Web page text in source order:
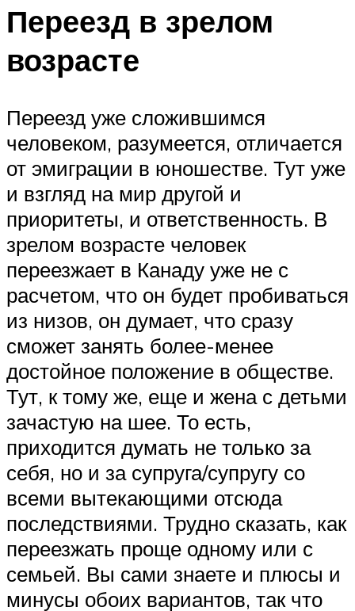
Переезд в зрелом
возрасте
Переезд уже сложившимся
человеком, разумеется, отличается
от эмиграции в юношестве. Тут уже
и взгляд на мир другой и
приоритеты, и ответственность. В
зрелом возрасте человек
переезжает в Канаду уже не с
расчетом, что он будет пробиваться
из низов, он думает, что сразу
сможет занять более-менее
достойное положение в обществе.
Тут, к тому же, еще и жена с детьми
зачастую на шее. То есть,
приходится думать не только за
себя, но и за супруга/супругу со
всеми вытекающими отсюда
последствиями. Трудно сказать, как
переезжать проще одному или с
семьей. Вы сами знаете и плюсы и
минусы обоих вариантов, так что